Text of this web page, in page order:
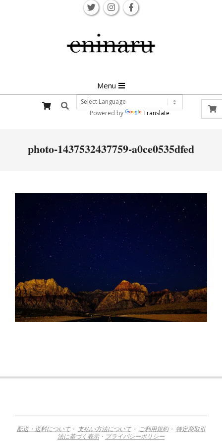
Navigation
Menu
Search
Powered by
Translate
photo-1437532437759-a0ce0535dfed
11-
配送・送料について・ 支払い方法について・ ご利用規約・ 特定商取引
法に基づく表示・ プライバシーポリシー